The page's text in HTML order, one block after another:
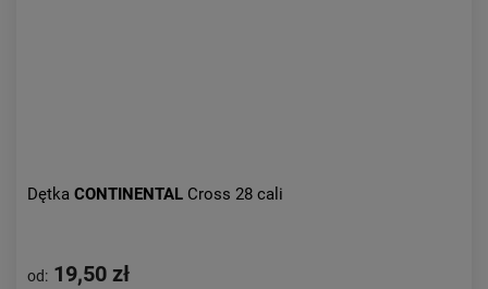
Dętka CONTINENTAL Cross 28 cali
od: 19,50 zł